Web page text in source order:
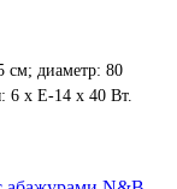
см; диаметр: 80
6 х Е-14 х 40 Вт.